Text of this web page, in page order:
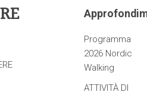
Programma
2026 Nordic
Walking
ATTIVITÀ DI